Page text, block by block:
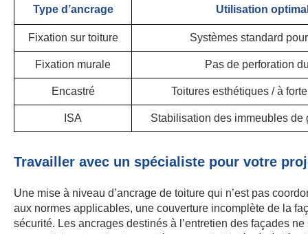
Type d’ancrage Utilisation
Fixation sur toiture Systèmes standard
Fixation murale Pas de perforation
Encastré Toitures esthétiques / à
ISA Stabilisation des immeubles de
Travailler avec un spécialiste pour votre
Une mise à niveau d’ancrage de toiture qui n’est pas
aux normes applicables, une couverture incomplète de la
sécurité. Les ancrages destinés à l’entretien des façades